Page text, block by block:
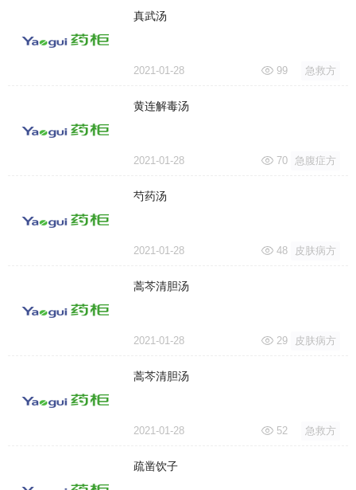
真武汤
2021-01-28 99 急救方
黄连解毒汤
2021-01-28 70 急腹症方
芍药汤
2021-01-28 48 皮肤病方
蒿芩清胆汤
2021-01-28 29 皮肤病方
蒿芩清胆汤
2021-01-28 52 急救方
疏凿饮子